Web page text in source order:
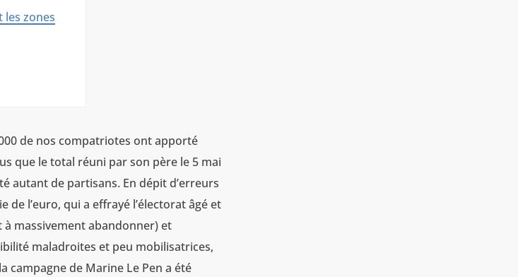
les zones
de nos compatriotes ont apporté
que le total réuni par son père le 5 mai
autant de partisans. En dépit d’erreurs
l’euro, qui a effrayé l’électorat âgé et
à massivement abandonner) et
maladroites et peu mobilisatrices,
campagne de Marine Le Pen a été